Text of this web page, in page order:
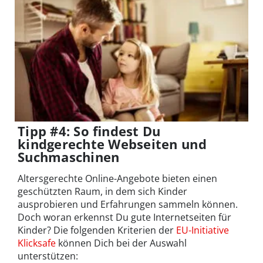
Tipp #4: So findest Du
kindgerechte Webseiten und
Suchmaschinen
Altersgerechte Online-Angebote bieten einen
geschützten Raum, in dem sich Kinder
ausprobieren und Erfahrungen sammeln können.
Doch woran erkennst Du gute Internetseiten für
Kinder? Die folgenden Kriterien der EU-Initiative
Klicksafe können Dich bei der Auswahl
unterstützen: